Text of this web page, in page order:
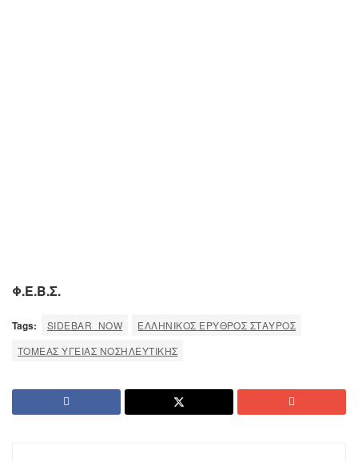
Φ.Ε.Β.Σ.
Tags: SIDEBAR_NOW
ΕΛΛΗΝΙΚΟΣ ΕΡΥΘΡΟΣ ΣΤΑΥΡΟΣ
ΤΟΜΕΑΣ ΥΓΕΙΑΣ ΝΟΣΗΛΕΥΤΙΚΗΣ